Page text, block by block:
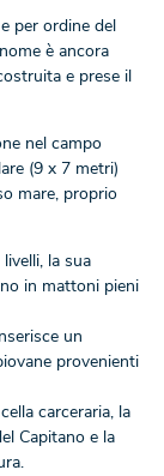
per ordine del
è ancora
e prese il
nel campo
(9 x 7 metri)
mare, proprio
la sua
in mattoni pieni
un
provenienti
carceraria, la
Capitano e la